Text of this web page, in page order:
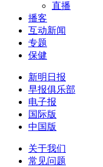
直播
播客
互动新闻
专题
保健
新明日报
早报俱乐部
电子报
国际版
中国版
关于我们
常见问题